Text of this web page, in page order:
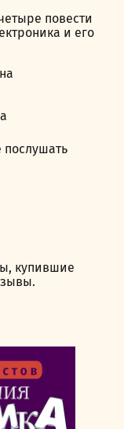
повести
и его
купившие